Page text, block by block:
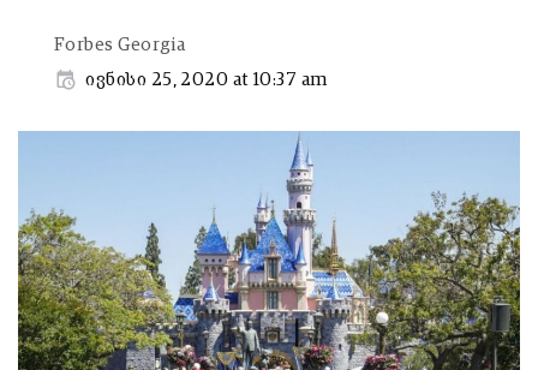
Forbes Georgia
ივნისი 25, 2020 at 10:37 am